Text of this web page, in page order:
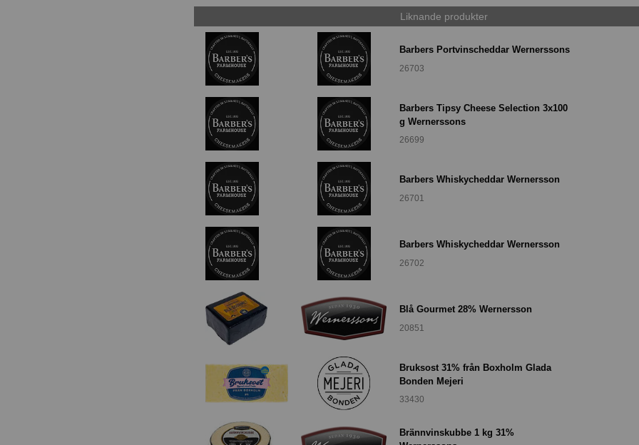
Liknande produkter
Barbers Portvinscheddar Wernerssons
26703
Barbers Tipsy Cheese Selection 3x100
g Wernerssons
26699
Barbers Whiskycheddar Wernersson
26701
Barbers Whiskycheddar Wernersson
26702
Blå Gourmet 28% Wernersson
20851
Bruksost 31% från Boxholm Glada
Bonden Mejeri
33430
Brännvinskubbe 1 kg 31%